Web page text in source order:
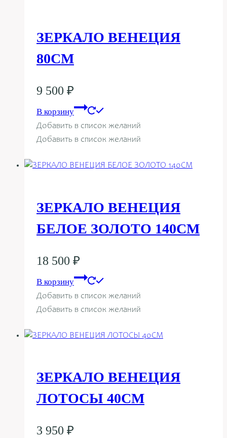
ЗЕРКАЛО ВЕНЕЦИЯ
80СМ
9 500 ₽
В корзину
Добавить в список желаний
Добавить в список желаний
ЗЕРКАЛО ВЕНЕЦИЯ
БЕЛОЕ ЗОЛОТО 140СМ
18 500 ₽
В корзину
Добавить в список желаний
Добавить в список желаний
ЗЕРКАЛО ВЕНЕЦИЯ
ЛОТОСЫ 40СМ
3 950 ₽